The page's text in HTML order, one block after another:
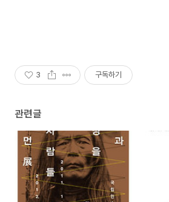
3 구독하기
관련글